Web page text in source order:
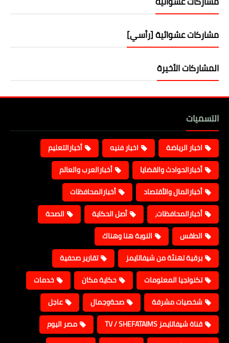
مشاركات عشوائية [رأسي]
المشاركات الأخيرة
التسميات
اخبار الرياضة اخبار فنيه
أخبارالتعليم
أخبارالحوادث والقضايا
أخبارالعرب والعالم
أخبارالمال والأقتصاد
أخبارالمحافظات
أخبارالمحافظات،
أصل الحكاية
الصحة
الطقس
النوبة هنا وهناك
برقية تهنئة من شيفاتايمز
تقارير صحفية
تكنولجيا المعلومات
حكاية مكان
خدمات
شخصيات مشرفة
صحةوجمال
عاجل
قناة شيفاتايمز TV / SHEFATAIMS
مصر اليوم